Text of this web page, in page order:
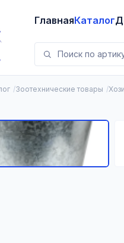
ГлавнаяКаталог
Зоотехнические товары